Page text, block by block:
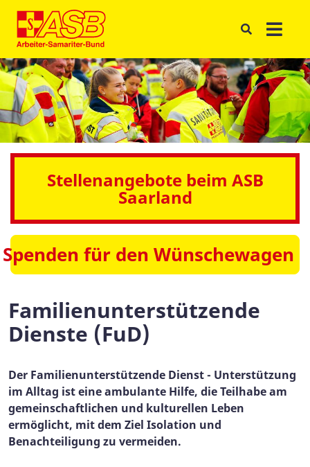
Stellenangebote beim ASB
Saarland
Spenden für den Wünschewagen
Familienunterstützende
Dienste (FuD)
Der Familienunterstützende Dienst - Unterstützung
im Alltag ist eine ambulante Hilfe, die Teilhabe am
gemeinschaftlichen und kulturellen Leben
ermöglicht, mit dem Ziel Isolation und
Benachteiligung zu vermeiden.